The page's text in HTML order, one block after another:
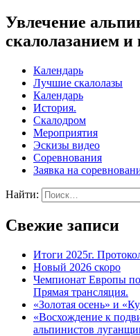
Увлечение
скалолазанием и
Календарь
Лучшие скалолазы
Календарь
История.
Скалодром
Мероприятия
Эскизы видео
Соревнования
Заявка на
Найти:
Свежие записи
Итоги 2025г.
Новый 2026 скоро
Чемпионат Европы по
Прямая трансляция.
«Золотая осень» и
«Восхождение к
альпинистов